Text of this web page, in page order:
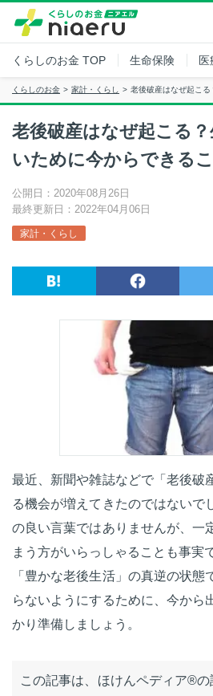
くらしのお金 TOP 生命保険
くらしのお金 家計・くらし 老後破産はなぜ起こ
老後破産はなぜ起こる
いために今からできる
公開日：2020年08月26日
最終更新日：2022年04月06日
家計・くらし
最近、新聞や雑誌などで「老後破
る機会が増えてきたのではないで
の良い言葉ではありませんが、一
まう方がいらっしゃることも事実
「豊かな老後生活」の真逆の状態
らないようにするために、今から
かり準備しましょう。
この記事は、ほけんペディア®